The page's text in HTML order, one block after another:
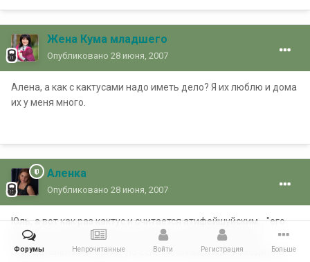
Жена Кума младшего
Опубликовано 28 июня, 2007
Алена, а как с кактусами надо иметь дело? Я их люблю и дома
их у меня много.
Аленка
Опубликовано 28 июня, 2007
Юль, а вот как раз кактус и считается атифейшуйским... "его
многочисленные колючки распространяют мини-дозы
отрицательной энергии. Но если окна квартиры выходят на
Форумы Непрочитанные Войти Регистрация Больше